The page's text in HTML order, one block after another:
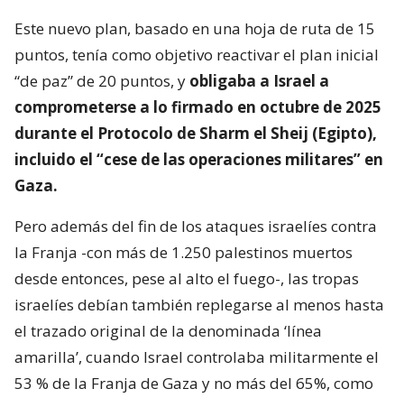
Este nuevo plan, basado en una hoja de ruta de 15
puntos, tenía como objetivo reactivar el plan inicial
“de paz” de 20 puntos, y obligaba a Israel a
comprometerse a lo firmado en octubre de 2025
durante el Protocolo de Sharm el Sheij (Egipto),
incluido el “cese de las operaciones militares” en
Gaza.
Pero además del fin de los ataques israelíes contra
la Franja -con más de 1.250 palestinos muertos
desde entonces, pese al alto el fuego-, las tropas
israelíes debían también replegarse al menos hasta
el trazado original de la denominada ‘línea
amarilla’, cuando Israel controlaba militarmente el
53 % de la Franja de Gaza y no más del 65%, como